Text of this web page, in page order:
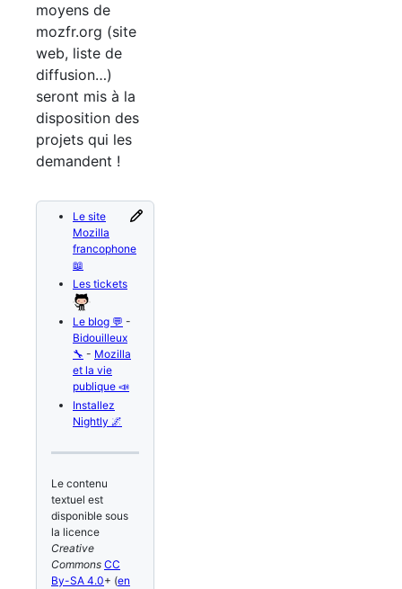
moyens de
mozfr.org (site
web, liste de
diffusion…)
seront mis à la
disposition des
projets qui les
demandent !
Le site
Mozilla
francophone
📖
Les tickets
Le blog 💬 -
Bidouilleux
🔧 - Mozilla
et la vie
publique 📣
Installez
Nightly 🌌
Le contenu
textuel est
disponible sous
la licence
Creative
Commons CC
By-SA 4.0+ (en